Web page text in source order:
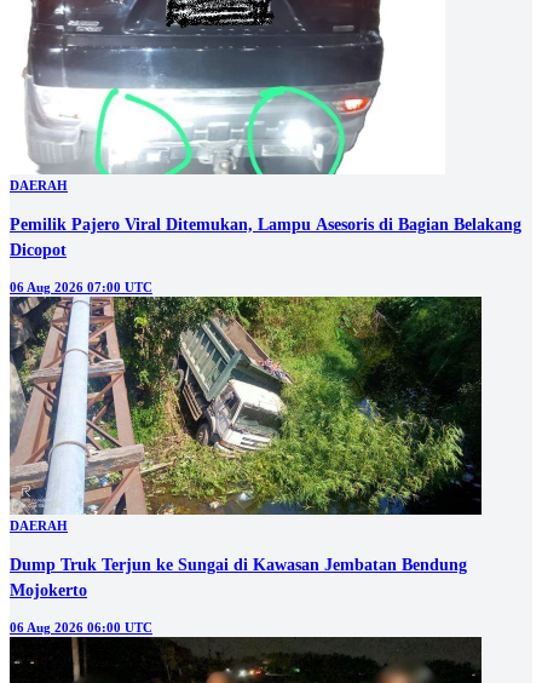
DAERAH
Pemilik Pajero Viral Ditemukan, Lampu Asesoris di Bagian Belakang
Dicopot
06 Aug 2026 07:00 UTC
DAERAH
Dump Truk Terjun ke Sungai di Kawasan Jembatan Bendung
Mojokerto
06 Aug 2026 06:00 UTC